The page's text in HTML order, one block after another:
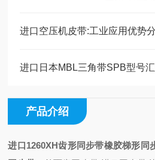
进口空压机皮带:工业应用优势
进口日本MBL三角带SPB型号
产品介绍
进口1260XH齿形同步带橡胶梯形同